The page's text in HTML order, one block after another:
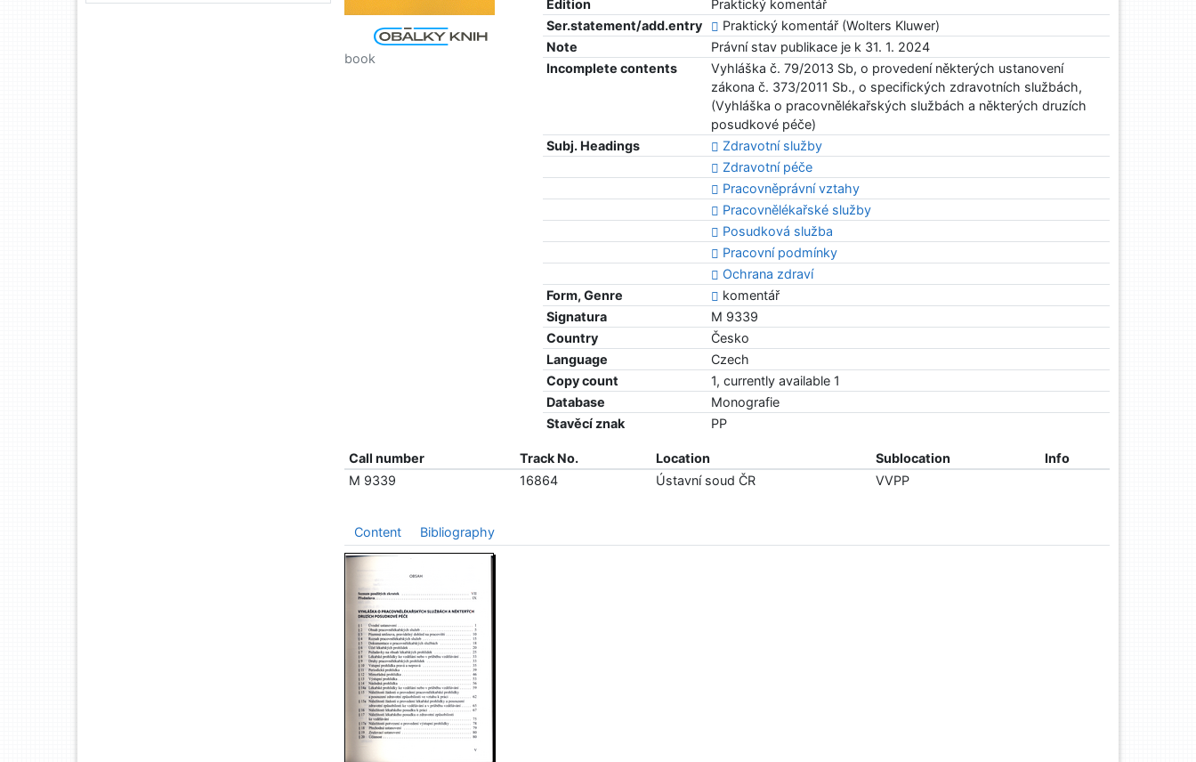
Edition
Praktický komentář
Ser.statement/add.entry
Praktický komentář (Wolters Kluwer)
Note
Právní stav publikace je k 31. 1. 2024
Incomplete contents
Vyhláška č. 79/2013 Sb, o provedení některých ustanovení
zákona č. 373/2011 Sb., o specifických zdravotních službách,
(Vyhláška o pracovnělékařských službách a některých druzích
posudkové péče)
Subj. Headings
Zdravotní služby
Zdravotní péče
Pracovněprávní vztahy
Pracovnělékařské služby
Posudková služba
Pracovní podmínky
Ochrana zdraví
Form, Genre
komentář
Signatura
M 9339
Country
Česko
Language
Czech
Copy count
1, currently available 1
Database
Monografie
Stavěcí znak
PP
book
Call number Track No. Location Sublocation
Info
M 9339
16864 Ústavní soud ČR VVPP
Content Bibliography